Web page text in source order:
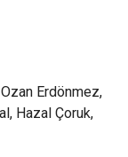
Erdönmez,
Hazal Çoruk,